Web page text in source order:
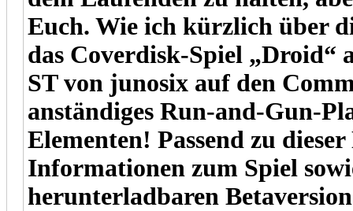
Euch. Wie ich kürzlich über
das Coverdisk-Spiel „Droid“
ST von junosix auf den
anständiges Run-and-Gun-
Elementen! Passend zu
Informationen zum Spiel
herunterladbaren